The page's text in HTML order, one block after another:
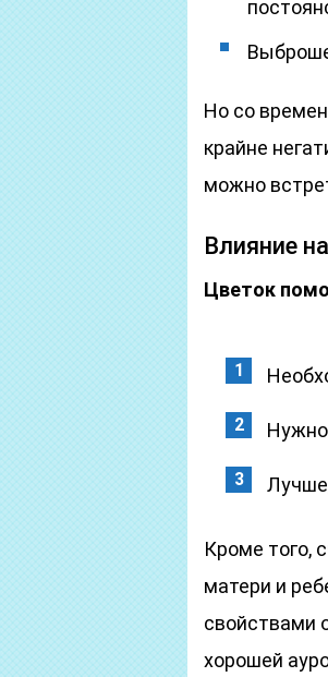
Но со
крайне
можно
Влияние
Цветок
Нужно
Кроме того,
матери и
свойствами
хорошей